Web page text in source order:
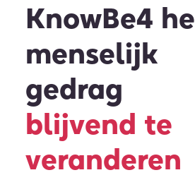
KnowBe4
menselijk
gedrag
blijvend te
veranderen